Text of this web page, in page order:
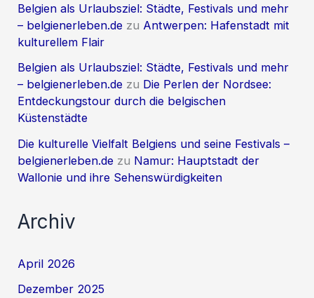
Belgien als Urlaubsziel: Städte, Festivals und mehr
– belgienerleben.de zu Antwerpen: Hafenstadt mit
kulturellem Flair
Belgien als Urlaubsziel: Städte, Festivals und mehr
– belgienerleben.de zu Die Perlen der Nordsee:
Entdeckungstour durch die belgischen
Küstenstädte
Die kulturelle Vielfalt Belgiens und seine Festivals –
belgienerleben.de zu Namur: Hauptstadt der
Wallonie und ihre Sehenswürdigkeiten
Archiv
April 2026
Dezember 2025